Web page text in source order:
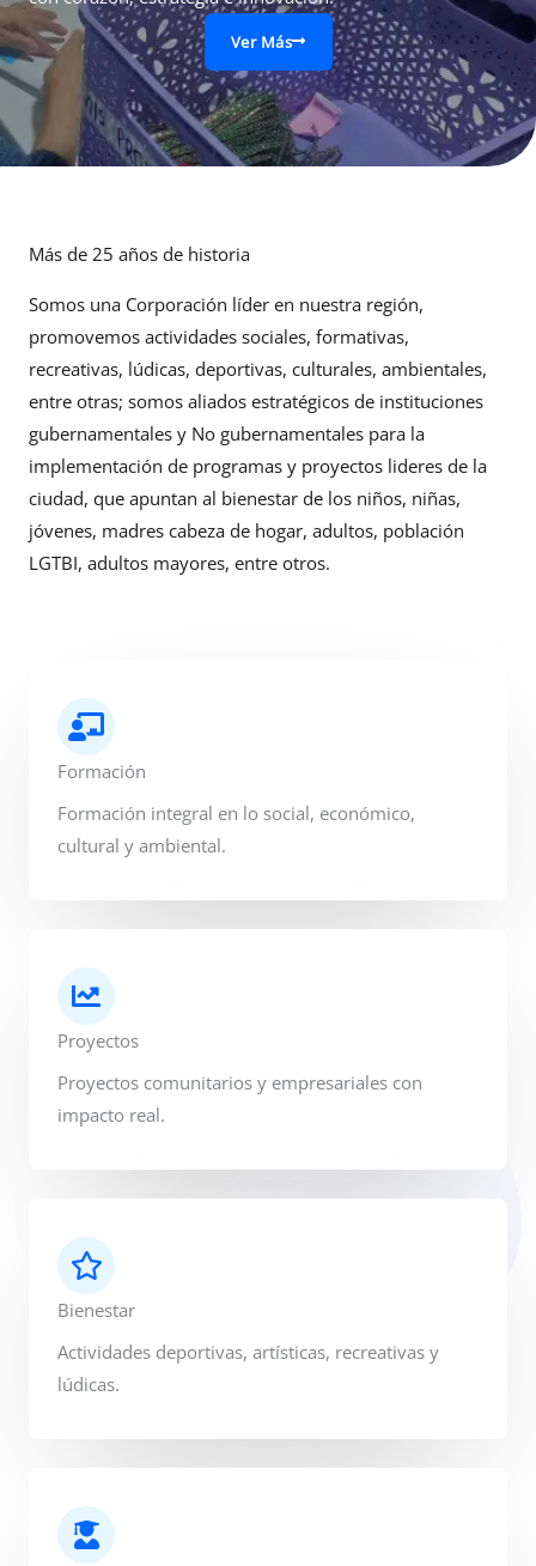
Ver Más
Más de 25 años de historia
Somos una Corporación líder en nuestra región,
promovemos actividades sociales, formativas,
recreativas, lúdicas, deportivas, culturales, ambientales,
entre otras; somos aliados estratégicos de instituciones
gubernamentales y No gubernamentales para la
implementación de programas y proyectos lideres de la
ciudad, que apuntan al bienestar de los niños, niñas,
jóvenes, madres cabeza de hogar, adultos, población
LGTBI, adultos mayores, entre otros.
Formación
Formación integral en lo social, económico,
cultural y ambiental.
Proyectos
Proyectos comunitarios y empresariales con
impacto real.
Bienestar
Actividades deportivas, artísticas, recreativas y
lúdicas.